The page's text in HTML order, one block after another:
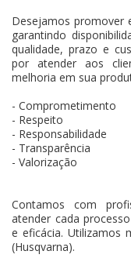
Desejamos promover
garantindo
qualidade, prazo e
por atender aos
melhoria em sua
- Comprometimento
- Respeito
- Responsabilidade
- Transparência
- Valorização
Contamos com
atender cada
e eficácia. Utilizamos
(Husqvarna).